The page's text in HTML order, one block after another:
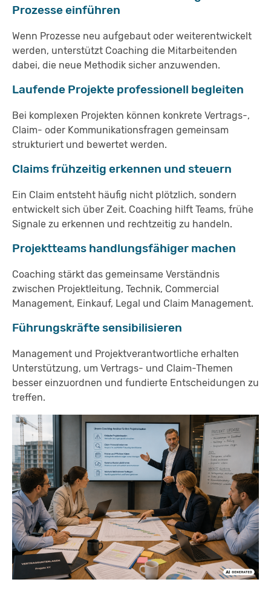
Prozesse einführen
Wenn Prozesse neu aufgebaut oder weiterentwickelt
werden, unterstützt Coaching die Mitarbeitenden
dabei, die neue Methodik sicher anzuwenden.
Laufende Projekte professionell begleiten
Bei komplexen Projekten können konkrete Vertrags-,
Claim- oder Kommunikationsfragen gemeinsam
strukturiert und bewertet werden.
Claims frühzeitig erkennen und steuern
Ein Claim entsteht häufig nicht plötzlich, sondern
entwickelt sich über Zeit. Coaching hilft Teams, frühe
Signale zu erkennen und rechtzeitig zu handeln.
Projektteams handlungsfähiger machen
Coaching stärkt das gemeinsame Verständnis
zwischen Projektleitung, Technik, Commercial
Management, Einkauf, Legal und Claim Management.
Führungskräfte sensibilisieren
Management und Projektverantwortliche erhalten
Unterstützung, um Vertrags- und Claim-Themen
besser einzuordnen und fundierte Entscheidungen zu
treffen.